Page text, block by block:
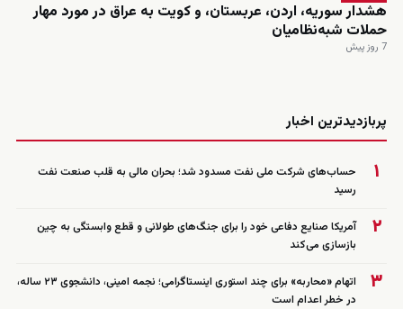
هشدار سوریه، اردن، عربستان، و کویت به عراق در مورد مهار
حملات شبه‌نظامیان
7 روز پیش
پربازدیدترین اخبار
۱
حساب‌های شرکت ملی نفت مسدود شد؛ بحران مالی به قلب صنعت نفت
رسید
۲
آمریکا صنایع دفاعی خود را برای جنگ‌های طولانی و قطع وابستگی به چین
بازسازی می‌کند
۳
اتهام «محاربه» برای چند استوری اینستاگرامی؛ نجمه امینی، دانشجوی ۲۳ ساله،
در خطر اعدام است